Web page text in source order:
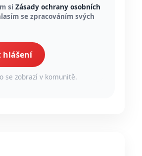
si Zásady ochrany osobních
se zpracováním svých
hlášení
se zobrazí v komunitě.